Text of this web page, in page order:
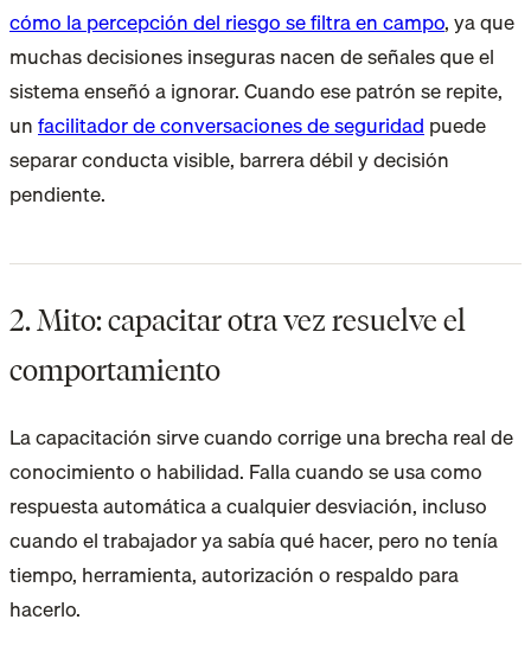
cómo la percepción del riesgo se filtra en campo, ya que
muchas decisiones inseguras nacen de señales que el
sistema enseñó a ignorar. Cuando ese patrón se repite,
unfacilitador de conversaciones de seguridad puede
separar conducta visible, barrera débil y decisión
pendiente.
2. Mito: capacitar otra vez resuelve el
comportamiento
La capacitación sirve cuando corrige una brecha real de
conocimiento o habilidad. Falla cuando se usa como
respuesta automática a cualquier desviación, incluso
cuando el trabajador ya sabía qué hacer, pero no tenía
tiempo, herramienta, autorización o respaldo para
hacerlo.